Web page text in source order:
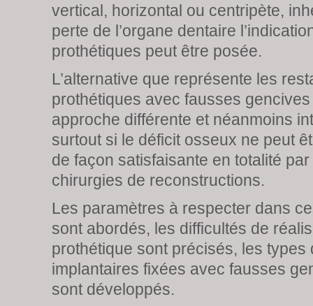
vertical, horizontal ou centripète,
perte de l’organe dentaire
prothétiques peut être posée.
L’alternative que représente les
prothétiques avec fausses
approche différente et néanmoins
surtout si le déficit osseux ne peut
de façon satisfaisante en totalité
chirurgies de reconstructions.
Les paramètres à respecter dans
sont abordés, les difficultés de
prothétique sont précisés, les types
implantaires fixées avec fausses
sont développés.